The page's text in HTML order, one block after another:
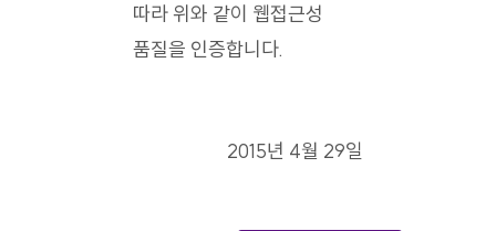
따라 위와 같이 웹접근성
품질을 인증합니다.
2015년 4월 29일